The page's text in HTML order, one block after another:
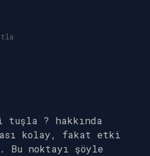
tuşla ? hakkında
kolay, fakat etki
Bu noktayı şöyle